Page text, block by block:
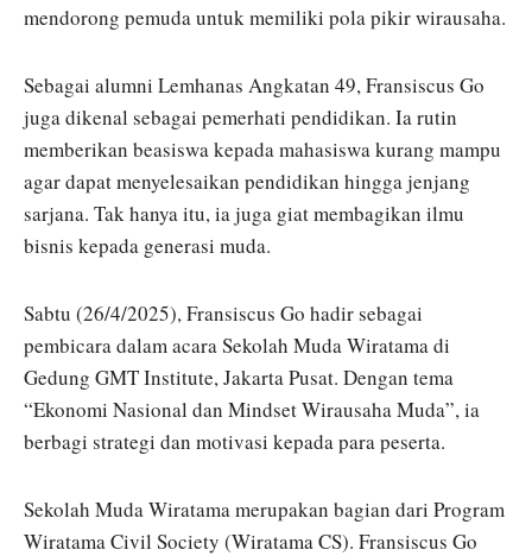
mendorong pemuda untuk memiliki pola pikir wirausaha.
Sebagai alumni Lemhanas Angkatan 49, Fransiscus Go
juga dikenal sebagai pemerhati pendidikan. Ia rutin
memberikan beasiswa kepada mahasiswa kurang mampu
agar dapat menyelesaikan pendidikan hingga jenjang
sarjana. Tak hanya itu, ia juga giat membagikan ilmu
bisnis kepada generasi muda.
Sabtu (26/4/2025), Fransiscus Go hadir sebagai
pembicara dalam acara Sekolah Muda Wiratama di
Gedung GMT Institute, Jakarta Pusat. Dengan tema
“Ekonomi Nasional dan Mindset Wirausaha Muda”, ia
berbagi strategi dan motivasi kepada para peserta.
Sekolah Muda Wiratama merupakan bagian dari Program
Wiratama Civil Society (Wiratama CS). Fransiscus Go